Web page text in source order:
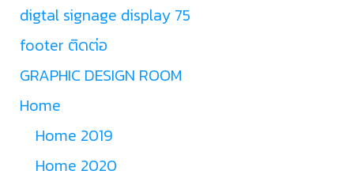
digtal signage display 75
footer ติดต่อ
GRAPHIC DESIGN ROOM
Home
Home 2019
Home 2020